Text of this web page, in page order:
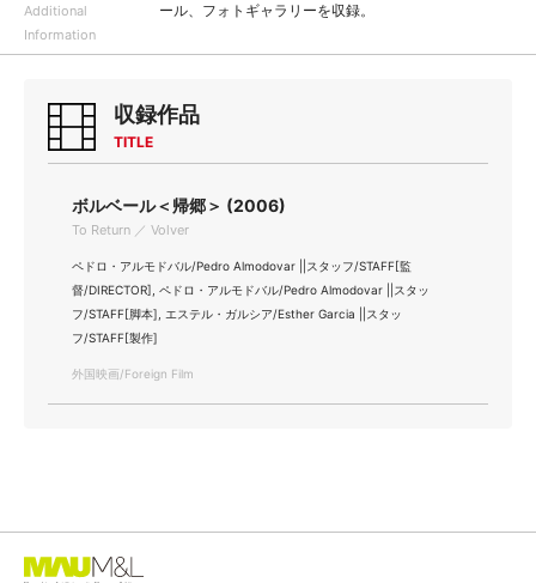
Additional
Information
ール、フォトギャラリーを収録。
収録作品
TITLE
ボルベール＜帰郷＞ (2006)
To Return ／ Volver
ペドロ・アルモドバル/Pedro Almodovar ||スタッフ/STAFF[監
督/DIRECTOR], ペドロ・アルモドバル/Pedro Almodovar ||スタッ
フ/STAFF[脚本], エステル・ガルシア/Esther Garcia ||スタッ
フ/STAFF[製作]
外国映画/Foreign Film